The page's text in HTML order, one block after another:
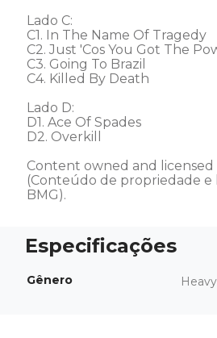
Lado C:
C1. In The Name Of Tragedy
C2. Just 'Cos You Got The
C3. Going To Brazil
C4. Killed By Death
Lado D:
D1. Ace Of Spades
D2. Overkill
Content owned and licensed
(Conteúdo de propriedade e
BMG).
Gênero